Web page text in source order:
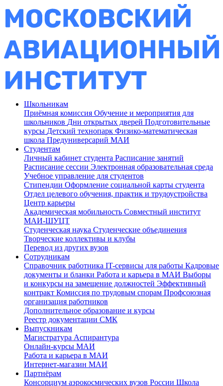
Школьникам
Приёмная комиссия Обучение и мероприятия для
школьников Дни открытых дверей Подготовительные
курсы Детский технопарк Физико-математическая
школа Предуниверсарий МАИ
Студентам
Личный кабинет студента Расписание занятий
Расписание сессии Электронная образовательная среда
Учебное управление для студентов
Стипендии Оформление социальной карты студента
Отдел целевого обучения, практик и трудоустройства
Центр карьеры
Академическая мобильность Совместный институт
МАИ-ШУЦТ
Студенческая наука Студенческие объединения
Творческие коллективы и клубы
Перевод из других вузов
Сотрудникам
Cправочник работника IT-сервисы для работы Кадровые
документы и бланки Работа и карьера в МАИ Выборы
и конкурсы на замещение должностей Эффективный
контракт Комиссия по трудовым спорам Профсоюзная
организация работников
Дополнительное образование и курсы
Реестр документации СМК
Выпускникам
Магистратура Аспирантура
Онлайн-курсы МАИ
Работа и карьера в МАИ
Интернет-магазин МАИ
Партнёрам
Консорциум аэрокосмических вузов России Школа